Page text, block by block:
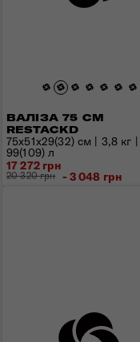
ВАЛІЗА 75 СМ
RESTACKD
75x51x29(32) см | 3,8 кг |
99(109) л
17 272 грн
20 320 грн - 3 048 грн